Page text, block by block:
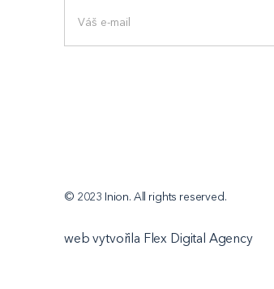
© 2023 Inion. All rights reserved.
web vytvořila Flex Digital Agency